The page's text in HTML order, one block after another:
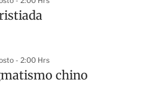
- 2:00 Hrs
chino